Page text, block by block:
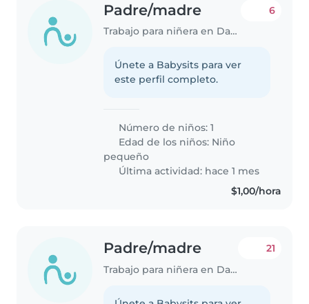
Padre/madre
Trabajo para niñera en Daule
6
Únete a Babysits para ver
este perfil completo.
Número de niños: 1
Edad de los niños: Niño
pequeño
Última actividad: hace 1 mes
$1,00/hora
Padre/madre
Trabajo para niñera en Daule
21